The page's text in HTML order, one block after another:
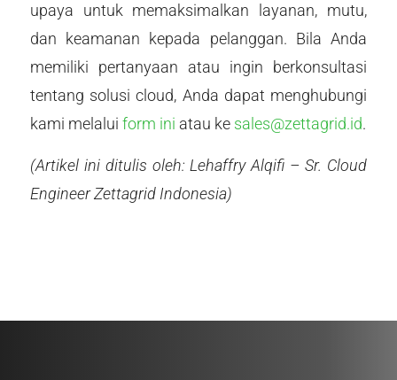
upaya untuk memaksimalkan layanan, mutu,
dan keamanan kepada pelanggan. Bila Anda
memiliki pertanyaan atau ingin berkonsultasi
tentang solusi cloud, Anda dapat menghubungi
kami melalui form ini atau ke sales@zettagrid.id.
(Artikel ini ditulis oleh: Lehaffry Alqifi – Sr. Cloud
Engineer Zettagrid Indonesia)